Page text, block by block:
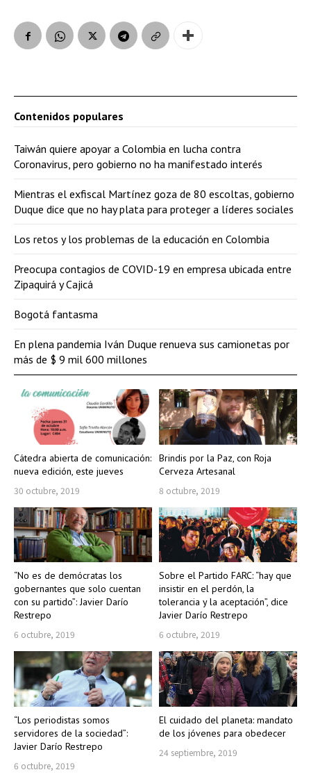
Cátedra abierta de comunicación:
nueva edición, este jueves
30 octubre, 2019
Brindis por la Paz, con Roja
Cerveza Artesanal
8 octubre, 2019
“No es de demócratas los
gobernantes que solo cuentan
con su partido”: Javier Darío
Restrepo
6 octubre, 2019
Sobre el Partido FARC: “hay que
insistir en el perdón, la
tolerancia y la aceptación”, dice
Javier Darío Restrepo
6 octubre, 2019
“Los periodistas somos
servidores de la sociedad”:
Javier Darío Restrepo
6 octubre, 2019
El cuidado del planeta: mandato
de los jóvenes para obedecer
24 septiembre, 2019
Contenidos populares
Taiwán quiere apoyar a Colombia en lucha contra
Coronavirus, pero gobierno no ha manifestado interés
Mientras el exfiscal Martínez goza de 80 escoltas, gobierno
Duque dice que no hay plata para proteger a líderes sociales
Los retos y los problemas de la educación en Colombia
Preocupa contagios de COVID-19 en empresa ubicada entre
Zipaquirá y Cajicá
Bogotá fantasma
En plena pandemia Iván Duque renueva sus camionetas por
más de $ 9 mil 600 millones